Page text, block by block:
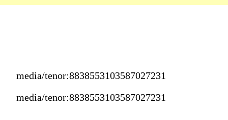
media/tenor:8838553103587027231
media/tenor:8838553103587027231